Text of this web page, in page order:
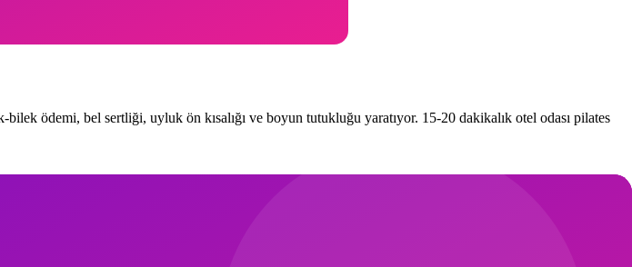
ödemi, bel sertliği, uyluk ön kısalığı ve boyun tutukluğu yaratıyor. 15-20 dakikalık otel odası pilates